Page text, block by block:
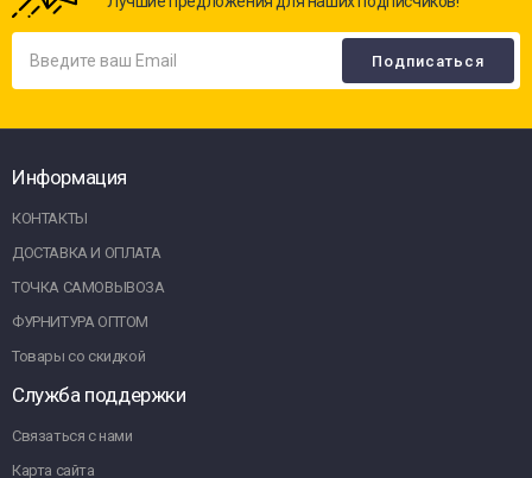
Информация
КОНТАКТЫ
ДОСТАВКА И ОПЛАТА
ТОЧКА САМОВЫВОЗА
ФУРНИТУРА ОПТОМ
Товары со скидкой
Служба поддержки
Связаться с нами
Карта сайта